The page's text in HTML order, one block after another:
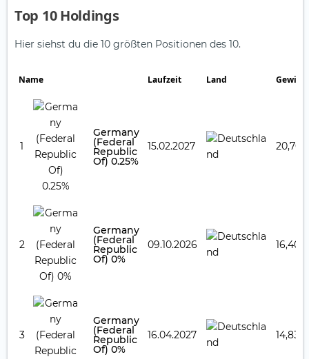
Top 10 Holdings
Hier siehst du die 10 größten Positionen des 10.
Name Laufzeit Land Gewicht
1
Germany
(Federal
Republic
Of) 0.25%
15.02.2027 20,70
2
Germany
(Federal
Republic
Of) 0%
09.10.2026 16,40
3
Germany
(Federal
Republic
Of) 0%
16.04.2027 14,83